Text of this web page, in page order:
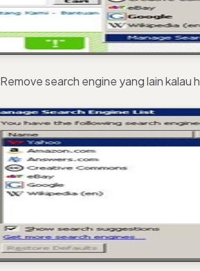
Remove search engine yang lain kalau